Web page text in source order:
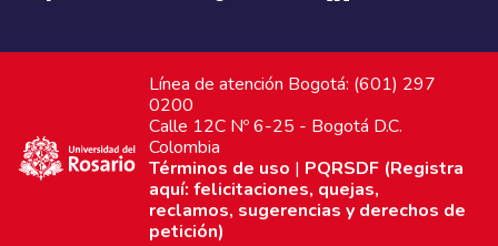
Línea de atención Bogotá: (601) 297
0200
Calle 12C Nº 6-25 - Bogotá D.C.
Colombia
Términos de uso | PQRSDF (Registra
aquí: felicitaciones, quejas,
reclamos, sugerencias y derechos de
petición)